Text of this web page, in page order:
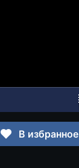
В избранное